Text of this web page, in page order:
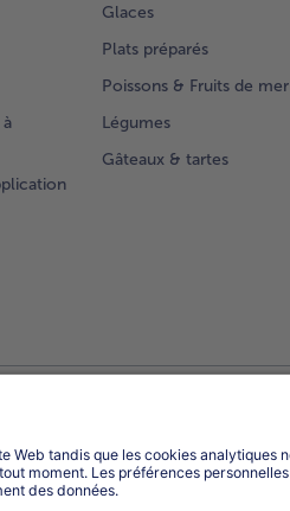
Glaces
Plats préparés
Poissons & Fruits de mer
Légumes
Gâteaux & tartes